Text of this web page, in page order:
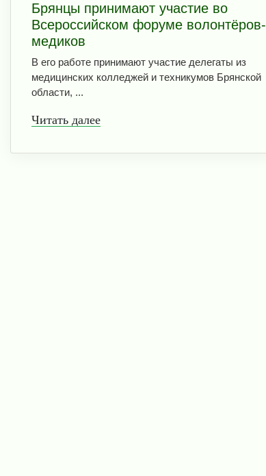
Брянцы принимают участие во
Всероссийском форуме волонтёров-
медиков
В его работе принимают участие делегаты из
медицинских колледжей и техникумов Брянской
области, ...
Читать далее